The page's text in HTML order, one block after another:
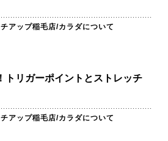
アップ稲毛店/カラダについて
トリガーポイントとストレッチ
アップ稲毛店/カラダについて